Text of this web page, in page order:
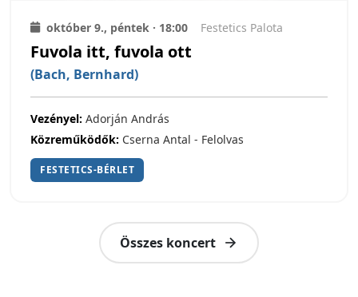
október 9., péntek · 18:00 Festetics Palota
Fuvola itt, fuvola ott
(Bach, Bernhard)
Vezényel: Adorján András
Közreműködők: Cserna Antal - Felolvas
FESTETICS-BÉRLET
Összes koncert